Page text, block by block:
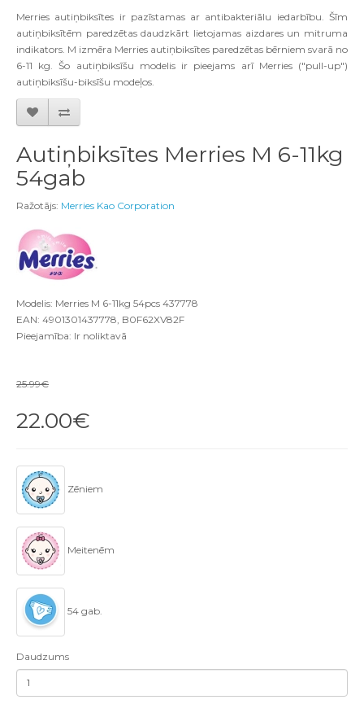
Merries autiņbiksītes ir pazīstamas ar antibakteriālu iedarbību. Šīm
autiņbiksītēm paredzētas daudzkārt lietojamas aizdares un mitruma
indikators. M izmēra Merries autiņbiksītes paredzētas bērniem svarā no
6-11 kg. Šo autiņbiksīšu modelis ir pieejams arī Merries ("pull-up")
autiņbiksīšu-biksīšu modeļos.
Autiņbiksītes Merries M 6-11kg
54gab
Ražotājs: Merries Kao Corporation
Modelis: Merries M 6-11kg 54pcs 437778
EAN: 4901301437778, B0F62XV82F
Pieejamība: Ir noliktavā
25.99€
22.00€
Zēniem
Meitenēm
54 gab.
Daudzums